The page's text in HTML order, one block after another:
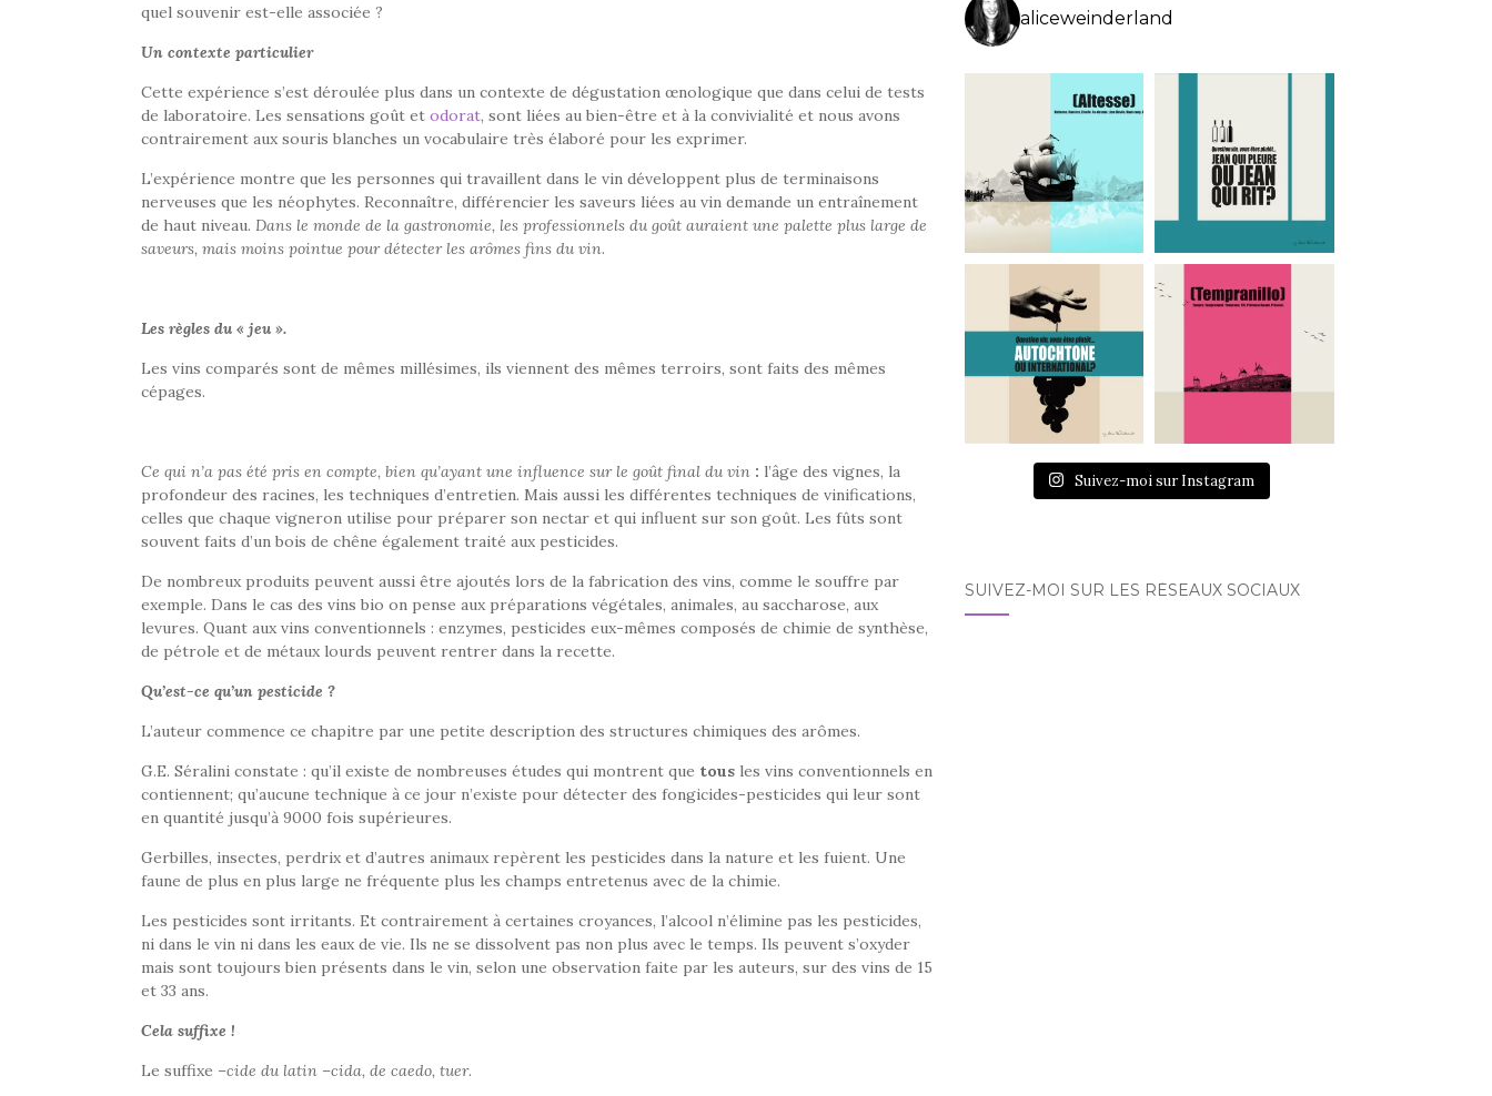
quel souvenir est-elle associée ?
Un contexte particulier
Cette expérience s’est déroulée plus dans un contexte de dégustation œnologique que dans celui de tests
de laboratoire. Les sensations goût et odorat, sont liées au bien-être et à la convivialité et nous avons
contrairement aux souris blanches un vocabulaire très élaboré pour les exprimer.
L’expérience montre que les personnes qui travaillent dans le vin développent plus de terminaisons
nerveuses que les néophytes. Reconnaître, différencier les saveurs liées au vin demande un entraînement
de haut niveau. Dans le monde de la gastronomie, les professionnels du goût auraient une palette plus large de
saveurs, mais moins pointue pour détecter les arômes fins du vin.
Les règles du « jeu ».
Les vins comparés sont de mêmes millésimes, ils viennent des mêmes terroirs, sont faits des mêmes
cépages.
Ce qui n’a pas été pris en compte, bien qu’ayant une influence sur le goût final du vin : l’âge des vignes, la
profondeur des racines, les techniques d’entretien. Mais aussi les différentes techniques de vinifications,
celles que chaque vigneron utilise pour préparer son nectar et qui influent sur son goût. Les fûts sont
souvent faits d’un bois de chêne également traité aux pesticides.
De nombreux produits peuvent aussi être ajoutés lors de la fabrication des vins, comme le souffre par
exemple. Dans le cas des vins bio on pense aux préparations végétales, animales, au saccharose, aux
levures. Quant aux vins conventionnels : enzymes, pesticides eux-mêmes composés de chimie de synthèse,
de pétrole et de métaux lourds peuvent rentrer dans la recette.
Qu’est-ce qu’un pesticide ?
L’auteur commence ce chapitre par une petite description des structures chimiques des arômes.
G.E. Séralini constate : qu’il existe de nombreuses études qui montrent que tous les vins conventionnels en
contiennent; qu’aucune technique à ce jour n’existe pour détecter des fongicides-pesticides qui leur sont
en quantité jusqu’à 9000 fois supérieures.
Gerbilles, insectes, perdrix et d’autres animaux repèrent les pesticides dans la nature et les fuient. Une
faune de plus en plus large ne fréquente plus les champs entretenus avec de la chimie.
Les pesticides sont irritants. Et contrairement à certaines croyances, l’alcool n’élimine pas les pesticides,
ni dans le vin ni dans les eaux de vie. Ils ne se dissolvent pas non plus avec le temps. Ils peuvent s’oxyder
mais sont toujours bien présents dans le vin, selon une observation faite par les auteurs, sur des vins de 15
et 33 ans.
Cela suffixe !
Le suffixe –cide du latin –cida, de caedo, tuer.
aliceweinderland
Suivez-moi sur Instagram
SUIVEZ-MOI SUR LES RÉSEAUX SOCIAUX